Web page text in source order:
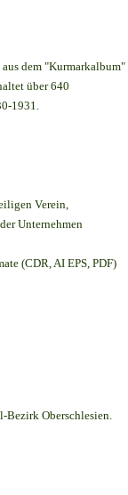
aus dem "Kurmarkalbum"
über 640
1931.
Verein,
Unternehmen
(CDR, AI EPS, PDF)
Bezirk Oberschlesien.